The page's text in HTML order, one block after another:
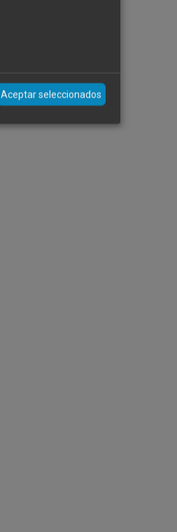
Aceptar seleccionados